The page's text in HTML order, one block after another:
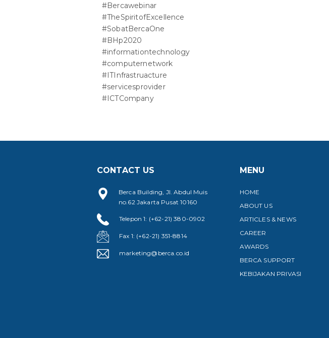
#Bercawebinar
#TheSpiritofExcellence
#SobatBercaOne
#BHp2020
#informationtechnology
#computernetwork
#ITInfrastruacture
#servicesprovider
#ICTCompany
CONTACT US
Berca Building, Jl. Abdul Muis
no.62 Jakarta Pusat 10160
Telepon 1: (+62-21) 380-0902
Fax 1: (+62-21) 351-8814
marketing@berca.co.id
MENU
HOME
ABOUT US
ARTICLES & NEWS
CAREER
AWARDS
BERCA SUPPORT
KEBIJAKAN PRIVASI